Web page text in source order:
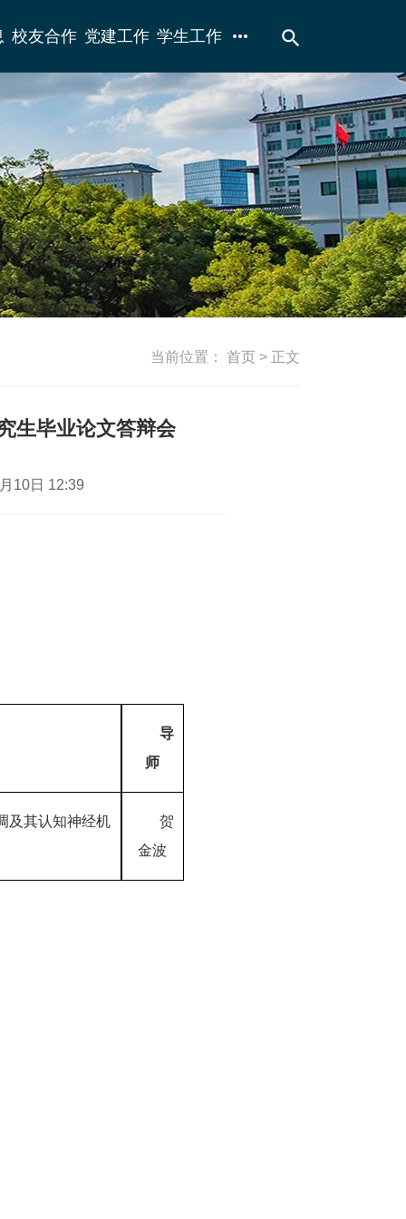
校友合作 党建工作 学生工作 more_horiz search
当前位置： 首页 > 正文
生毕业论文答辩会
10日 12:39
导
师
及其认知神经机
贺
金波